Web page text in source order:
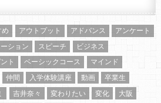
め アウトプット アドバンス
アンケート
ション スピーチ
ビジネス
ト ベーシックコース
マインド
仲間 入学体験講座 動画
卒業生
吉井奈々 変わりたい 変化
大阪